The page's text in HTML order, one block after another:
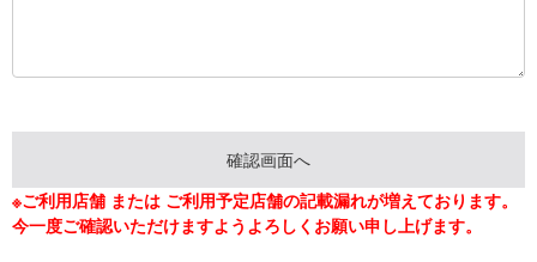
※ご利用店舗 または ご利用予定店舗の記載漏れが増えております。
今一度ご確認いただけますようよろしくお願い申し上げます。